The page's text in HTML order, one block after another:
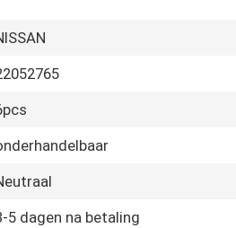
5 dagen na betaling